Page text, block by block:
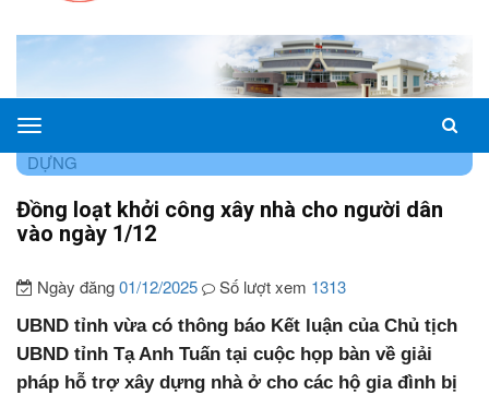
Sở
Xây
tỉnh
Đắk
TRANG CHỦ
DỰNG
Đồng loạt khởi công xây nhà cho người dân
vào ngày 1/12
Ngày đăng01/12/2025 Số lượt xem 1313
UBND tỉnh vừa có thông báo Kết luận của Chủ tịch
UBND tỉnh Tạ Anh Tuấn tại cuộc họp bàn về giải
pháp hỗ trợ xây dựng nhà ở cho các hộ gia đình bị